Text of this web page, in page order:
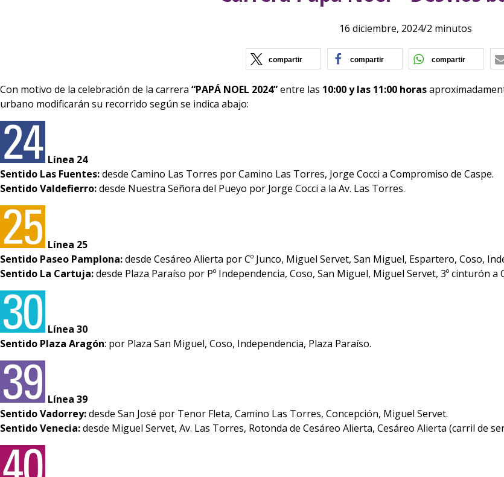
16 diciembre, 2024/2 minutos
compartir (se abre en nueva ventana)
compartir (se abre en nueva
compartir (se
Con motivo de la celebración de la carrera “PAPÁ NOEL 2024”entre las 10:00 y las 11:00 horas
urbano modificarán su recorrido según se indica abajo:
Línea 24
Sentido Las Fuentes:desde Camino Las Torres por Camino Las Torres, Jorge Cocci a Compromiso de Caspe.
Sentido Valdefierro:desde Nuestra Señora del Pueyo por Jorge Cocci a la Av. Las Torres.
Línea 25
Sentido Paseo Pamplona:desde Cesáreo Alierta por Cº Junco, Miguel Servet, San Miguel, Espartero, Coso,
Sentido La Cartuja:desde Plaza Paraíso por Pº Independencia, Coso, San Miguel, Miguel Servet, 3º cinturón a
Línea 30
Sentido Plaza Aragón: por Plaza San Miguel, Coso, Independencia, Plaza Paraíso.
Línea 39
Sentido Vadorrey:desde San José por Tenor Fleta, Camino Las Torres, Concepción, Miguel Servet.
Sentido Venecia:desde Miguel Servet, Av. Las Torres, Rotonda de Cesáreo Alierta, Cesáreo Alierta (carril de